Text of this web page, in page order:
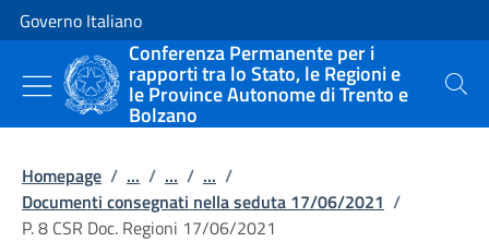
Vai al contenuto
Vai alla navigazione del sito
Governo Italiano
Conferenza Permanente per i
rapporti tra lo Stato, le Regioni e
le Province Autonome di Trento e
Bolzano
Cerca
Homepage / ... / ... / ... /
Documenti consegnati nella seduta 17/06/2021 /
P. 8 CSR Doc. Regioni 17/06/2021